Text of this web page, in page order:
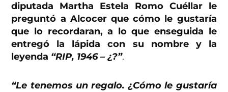
diputada Martha Estela Romo Cuéllar le
preguntó a Alcocer que cómo le gustaría
que lo recordaran, a lo que enseguida le
entregó la lápida con su nombre y la
leyenda “RIP, 1946 – ¿?”.
“Le tenemos un regalo. ¿Cómo le gustaría